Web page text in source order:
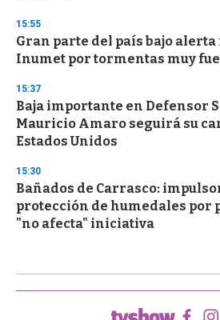
15:55
Gran parte del país bajo
Inumet por tormentas muy
15:37
Baja importante en Defensor
Mauricio Amaro seguirá su
Estados Unidos
15:30
Bañados de Carrasco:
protección de humedales por
"no afecta" iniciativa